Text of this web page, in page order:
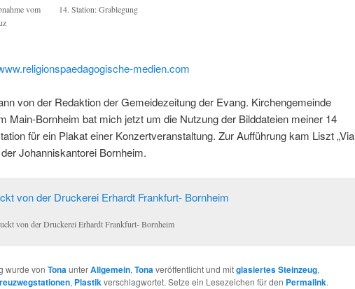
vom
14. Station: Grablegung
medien.com
von der Redaktion der Gemeidezeitung der Evang. Kirchengemeinde
Main-Bornheim bat mich jetzt um die Nutzung der Bilddateien meiner 14
für ein Plakat einer Konzertveranstaltung. Zur Aufführung kam Liszt „Via
Johanniskantorei Bornheim.
von der Druckerei Erhardt Frankfurt- Bornheim
wurde von TonaunterAllgemein, Tonaveröffentlicht und mitglasiertes Steinzeug,
, Plastikverschlagwortet. Setze ein Lesezeichen für den Permalink.